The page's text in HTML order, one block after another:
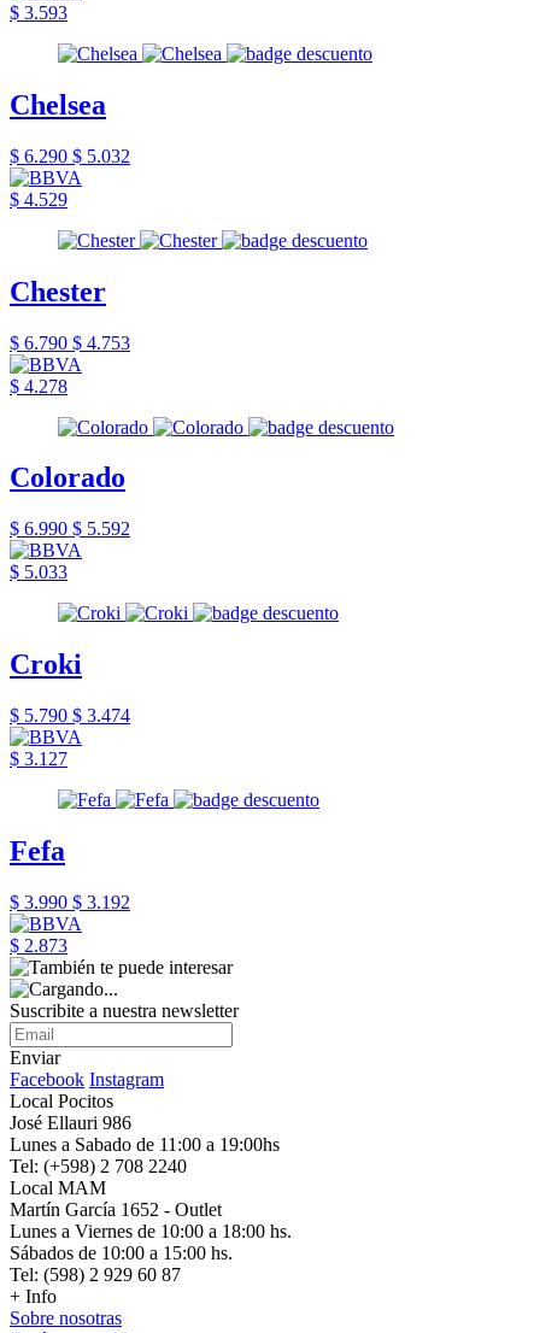
$ 3.593
Chelsea
$ 6.290 $ 5.032
$ 4.529
Chester
$ 6.790 $ 4.753
$ 4.278
Colorado
$ 6.990 $ 5.592
$ 5.033
Croki
$ 5.790 $ 3.474
$ 3.127
Fefa
$ 3.990 $ 3.192
$ 2.873
Suscribite a nuestra newsletter
Enviar
Facebook Instagram
Local Pocitos
José Ellauri 986
Lunes a Sabado de 11:00 a 19:00hs
Tel: (+598) 2 708 2240
Local MAM
Martín García 1652 - Outlet
Lunes a Viernes de 10:00 a 18:00 hs.
Sábados de 10:00 a 15:00 hs.
Tel: (598) 2 929 60 87
+ Info
Sobre nosotras